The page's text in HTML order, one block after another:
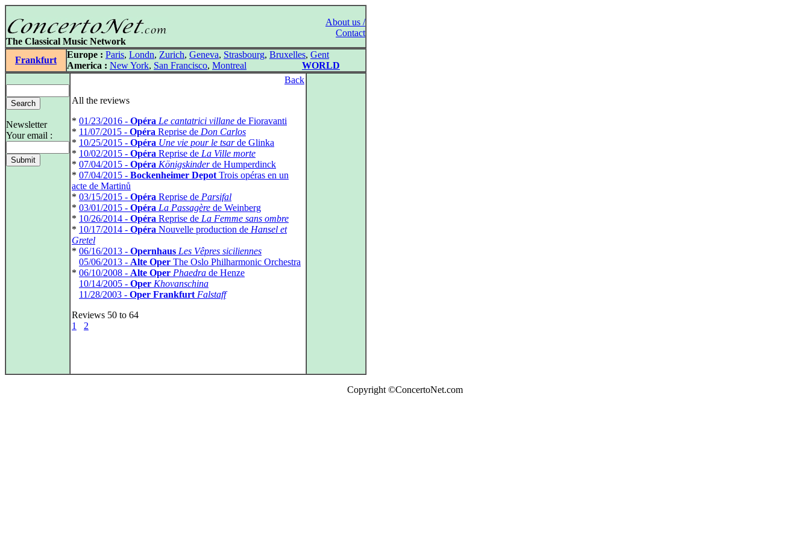
About us /
Contact
The Classical Music Network
Frankfurt
Europe : Paris, Londn, Zurich, Geneva, Strasbourg, Bruxelles, Gent
America : New York, San Francisco, Montreal WORLD
Newsletter
Your email :
Back
All the reviews
* 01/23/2016 - Opéra Le cantatrici villane de Fioravanti
* 11/07/2015 - Opéra Reprise de Don Carlos
* 10/25/2015 - Opéra Une vie pour le tsarde Glinka
* 10/02/2015 - Opéra Reprise de La Ville morte
* 07/04/2015 - Opéra Königskinderde Humperdinck
* 07/04/2015 - Bockenheimer Depot Trois opéras en un
acte de Martinů
* 03/15/2015 - Opéra Reprise de Parsifal
* 03/01/2015 - Opéra La Passagère de Weinberg
* 10/26/2014 - Opéra Reprise de La Femme sans ombre
* 10/17/2014 - Opéra Nouvelle production de Hansel et
Gretel
* 06/16/2013 - Opernhaus Les Vêpres siciliennes
05/06/2013 - Alte Oper The Oslo Philharmonic Orchestra
* 06/10/2008 - Alte Oper Phaedra de Henze
10/14/2005 - Oper Khovanschina
11/28/2003 - Oper Frankfurt Falstaff
Reviews 50 to 64
1
2
Copyright ©ConcertoNet.com